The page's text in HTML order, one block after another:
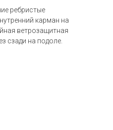
ребристые
карман на
ветрозащитная
сзади на подоле.